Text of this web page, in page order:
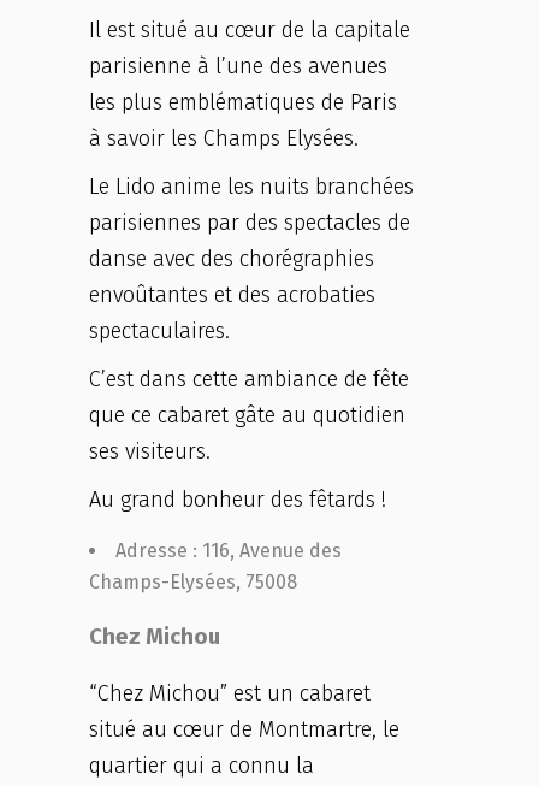
Il est situé au cœur de la capitale
parisienne à l’une des avenues
les plus emblématiques de Paris
à savoir les Champs Elysées.
Le Lido anime les nuits branchées
parisiennes par des spectacles de
danse avec des chorégraphies
envoûtantes et des acrobaties
spectaculaires.
C’est dans cette ambiance de fête
que ce cabaret gâte au quotidien
ses visiteurs.
Au grand bonheur des fêtards !
Adresse : 116, Avenue des
Champs-Elysées, 75008
Chez Michou
“Chez Michou” est un cabaret
situé au cœur de Montmartre, le
quartier qui a connu la